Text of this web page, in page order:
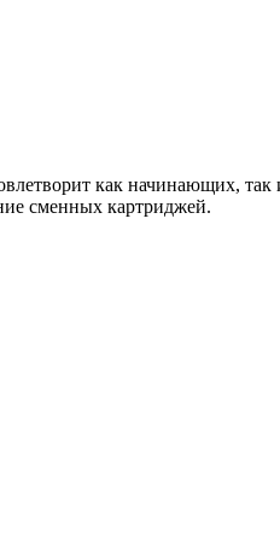
как начинающих,
сменных картриджей.